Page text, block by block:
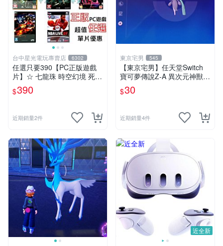
台中星光電玩專賣店 6302
任選只要390【PC正版遊戲
片】☆ 七龍珠 時空幻境 死亡
之島 正當防衛 雷電 籃球 ☆
全新品【特價優惠】台中星光
$390
近期銷量2件
東京宅男 545
【東京宅男】任天堂Switch
寶可夢傳說Z-A 異次元神獸
色違 官方配布 美洛耶塔
$30
近期銷量4件
近全新